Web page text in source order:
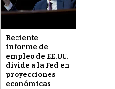
Reciente
informe de
empleo de EE.UU.
divide a la Fed en
proyecciones
económicas